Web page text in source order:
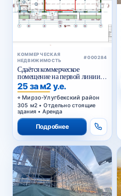
КОММЕРЧЕСКАЯ
НЕДВИЖИМОСТЬ
#000284
Сдаётся коммерческое
помещение на первой линии
Сайрам
25 за м2 у.е.
Мирзо-Улугбекский район
305 м2 • Отдельно стоящие
здания • Аренда
Подробнее